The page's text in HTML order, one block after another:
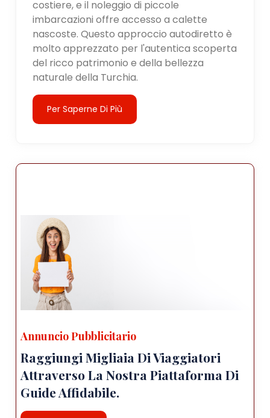
costiere, e il noleggio di piccole
imbarcazioni offre accesso a calette
nascoste. Questo approccio autodiretto è
molto apprezzato per l'autentica scoperta
del ricco patrimonio e della bellezza
naturale della Turchia.
Per Saperne Di Più
Annuncio Pubblicitario
Raggiungi Migliaia Di Viaggiatori
Attraverso La Nostra Piattaforma Di
Guide Affidabile.